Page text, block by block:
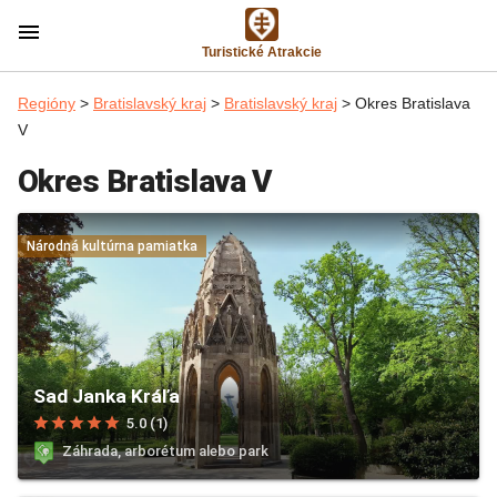
menu
Turistické Atrakcie
Regióny > Bratislavský kraj > Bratislavský kraj > Okres Bratislava
V
Okres Bratislava V
Národná kultúrna pamiatka
Sad Janka Kráľa
starstarstarstarstar 5.0 (1)
Záhrada, arborétum alebo park